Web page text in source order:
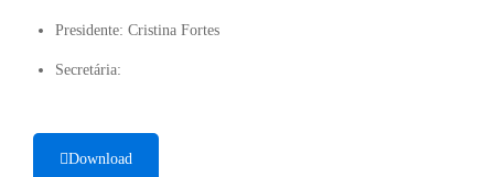
Presidente: Cristina Fortes
Secretária:
Download